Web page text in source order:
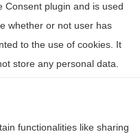
Consent plugin and is used
whether or not user has
to the use of cookies. It
store any personal data.
functionalities like sharing